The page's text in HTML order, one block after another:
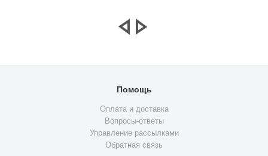
Помощь
Оплата и доставка
Вопросы-ответы
Управление рассылками
Обратная связь